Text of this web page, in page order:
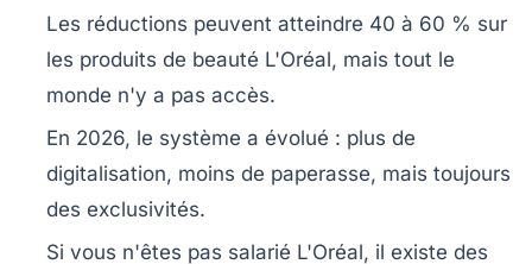
Les réductions peuvent atteindre 40 à 60 % sur
les produits de beauté L'Oréal, mais tout le
monde n'y a pas accès.
En 2026, le système a évolué : plus de
digitalisation, moins de paperasse, mais toujours
des exclusivités.
Si vous n'êtes pas salarié L'Oréal, il existe des